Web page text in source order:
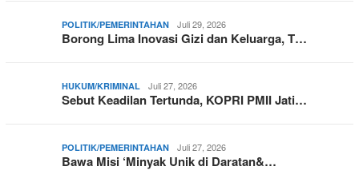
POLITIK/PEMERINTAHAN Juli 29, 2026
Borong Lima Inovasi Gizi dan Keluarga, T…
HUKUM/KRIMINAL Juli 27, 2026
Sebut Keadilan Tertunda, KOPRI PMII Jati…
POLITIK/PEMERINTAHAN Juli 27, 2026
Bawa Misi ‘Minyak Unik di Daratan&…